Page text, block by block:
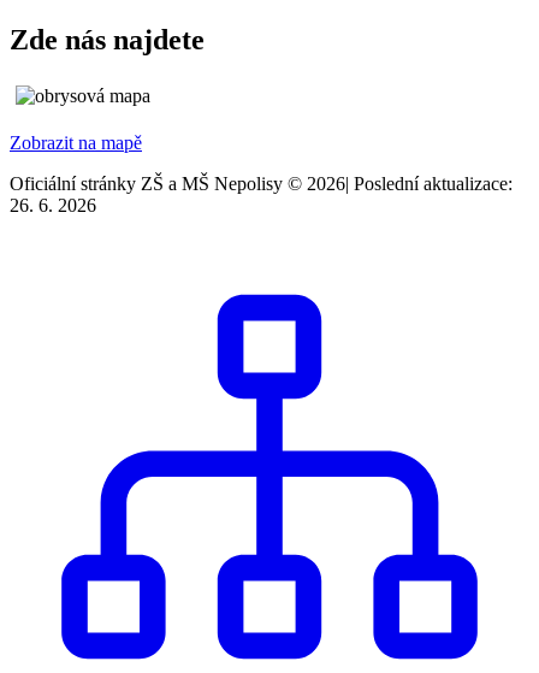
Zde nás najdete
Zobrazit na mapě
Oficiální stránky ZŠ a MŠ Nepolisy © 2026 Poslední aktualizace:
26. 6. 2026